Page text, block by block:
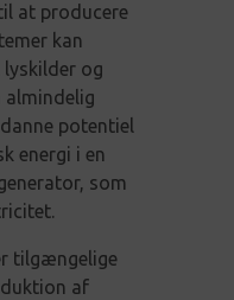
at producere
kan
og
almindelig
potentiel
energi i en
som
tilgængelige
af